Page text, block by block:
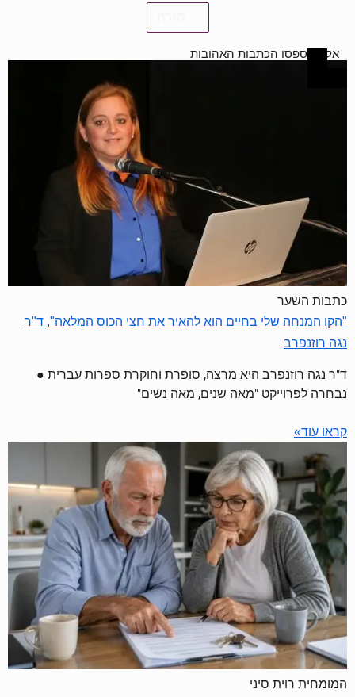
אל תפספסו הכתבות האהובות
כתבות השער
"הקו המנחה שלי בחיים הוא להאיר את חצי הכוס המלאה", ד"ר
נגה רוזנפרב
ד"ר נגה רוזנפרב היא מרצה, סופרת וחוקרת ספרות עברית ●
נבחרה לפרוייקט "מאה שנים, מאה נשים"
קראו עוד»
המומחית רוית סיני